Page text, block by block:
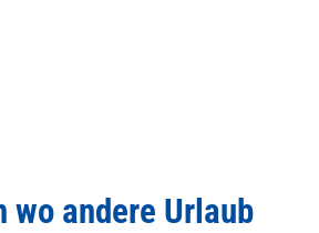
wo andere Urlaub